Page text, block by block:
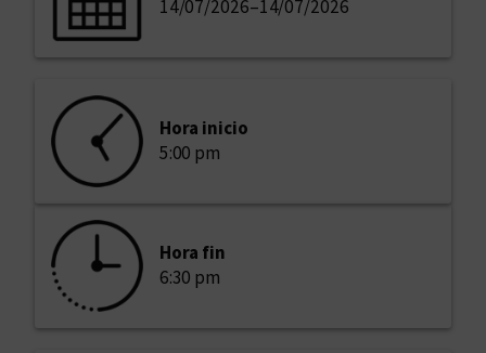
14/07/2026–14/07/2026
Hora inicio
5:00 pm
Hora fin
6:30 pm